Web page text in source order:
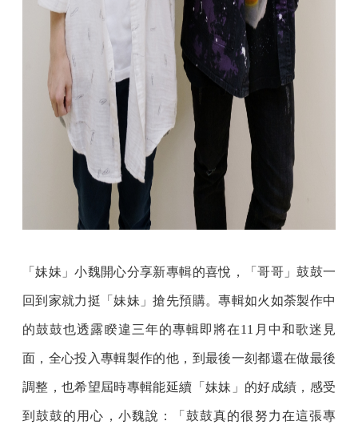
「妹妹」小魏開心分享新專輯的喜悅，「哥哥」鼓鼓一
回到家就力挺「妹妹」搶先預購。專輯如火如荼製作中
的鼓鼓也透露睽違三年的專輯即將在11月中和歌迷見
面，全心投入專輯製作的他，到最後一刻都還在做最後
調整，也希望屆時專輯能延續「妹妹」的好成績，感受
到鼓鼓的用心，小魏說：「鼓鼓真的很努力在這張專